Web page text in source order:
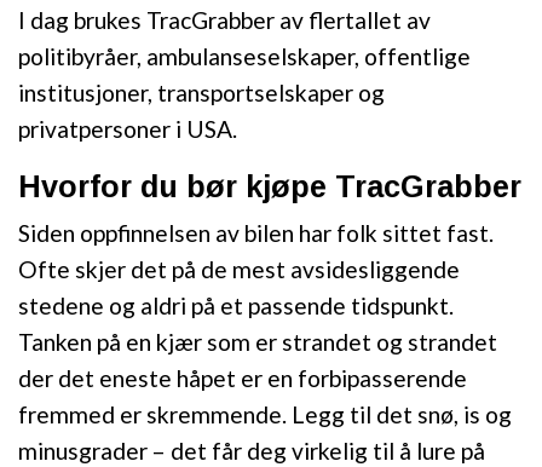
I dag brukes TracGrabber av flertallet av
politibyråer, ambulanseselskaper, offentlige
institusjoner, transportselskaper og
privatpersoner i USA.
Hvorfor du bør kjøpe TracGrabber
Siden oppfinnelsen av bilen har folk sittet fast.
Ofte skjer det på de mest avsidesliggende
stedene og aldri på et passende tidspunkt.
Tanken på en kjær som er strandet og strandet
der det eneste håpet er en forbipasserende
fremmed er skremmende. Legg til det snø, is og
minusgrader – det får deg virkelig til å lure på